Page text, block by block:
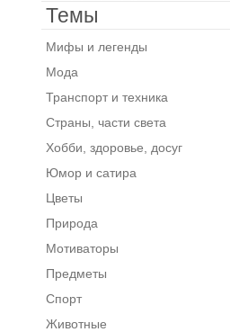
Темы
Мифы и легенды
Мода
Транспорт и техника
Страны, части света
Хобби, здоровье, досуг
Юмор и сатира
Цветы
Природа
Мотиваторы
Предметы
Спорт
Животные